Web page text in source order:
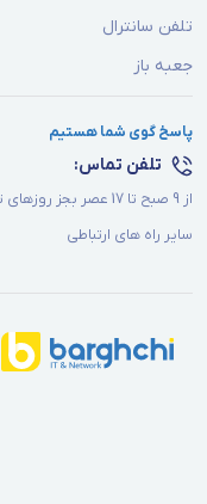
تلفن سانترال
جعبه باز
پاسخ گوی شما هستیم
تلفن تماس:
از 9 صبح تا 17 عصر بجز روزهای تعطیل
سایر راه های ارتباطی